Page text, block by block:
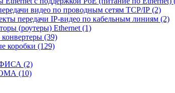
видео по проводным сетям TCP/IP (2)
передачи IP-видео по кабельным линиям (2)
(роутеры) Ethernet (1)
(39)
коробки (129)
(2)
(10)